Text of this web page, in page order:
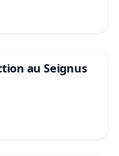
au Seignus